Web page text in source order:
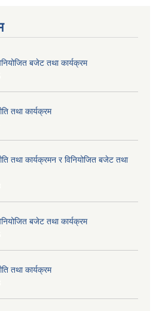
बजेट तथा कार्यक्रम
तथा कार्यक्रम
तथा कार्यक्रमन र विनियोजित बजेट तथा
बजेट तथा कार्यक्रम
तथा कार्यक्रम